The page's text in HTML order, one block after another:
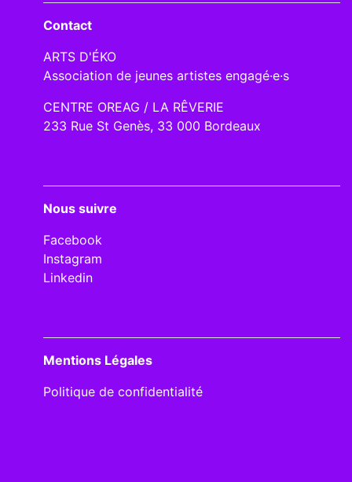
Contact
ARTS D'ÉKO
Association de jeunes artistes engagé·e·s
CENTRE OREAG / LA RÊVERIE
233 Rue St Genès, 33 000 Bordeaux
Nous suivre
Facebook
Instagram
Linkedin
Mentions Légales
Politique de confidentialité